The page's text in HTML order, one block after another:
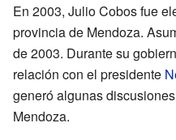
En 2003, Julio Cobos fue
provincia de Mendoza.
de 2003. Durante su
relación con el presidente
generó algunas
Mendoza.